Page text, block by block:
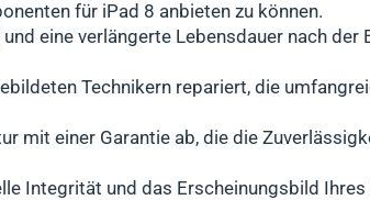
wir in einem weiteren speziellen Verfahren
für iPad 8 anbieten zu können.
eine verlängerte Lebensdauer nach
Technikern repariert, die
mit einer Garantie ab, die die
Integrität und das Erscheinungsbild